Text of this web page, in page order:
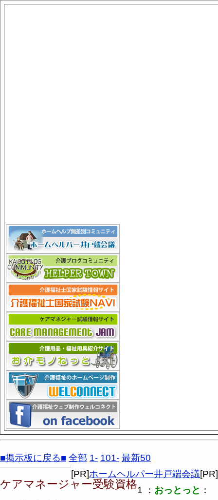
■掲示板に戻る■ 全部 1- 101- 最新50
[PR]ホームヘルパー井戸端会議[PR]
ケアマネージャー受験資格1 ： おっとっと ：